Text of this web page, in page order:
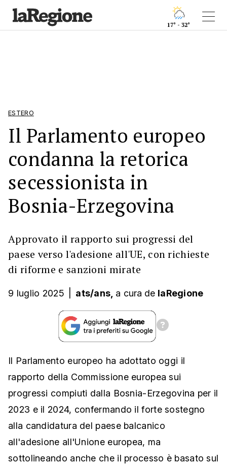
17° - 32°
ESTERO
Il Parlamento europeo
condanna la retorica
secessionista in
Bosnia-Erzegovina
Approvato il rapporto sui progressi del
paese verso l'adesione all'UE, con richieste
di riforme e sanzioni mirate
9 luglio 2025 ats/ans, a cura de laRegione
Il Parlamento europeo ha adottato oggi il
rapporto della Commissione europea sui
progressi compiuti dalla Bosnia-Erzegovina per il
2023 e il 2024, confermando il forte sostegno
alla candidatura del paese balcanico
all'adesione all'Unione europea, ma
sottolineando anche che il processo è basato sul